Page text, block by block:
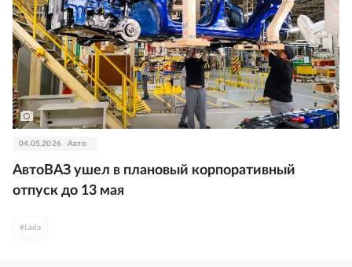
04.05.2026 Авто
АвтоВАЗ ушел в плановый корпоративный
отпуск до 13 мая
# Lada